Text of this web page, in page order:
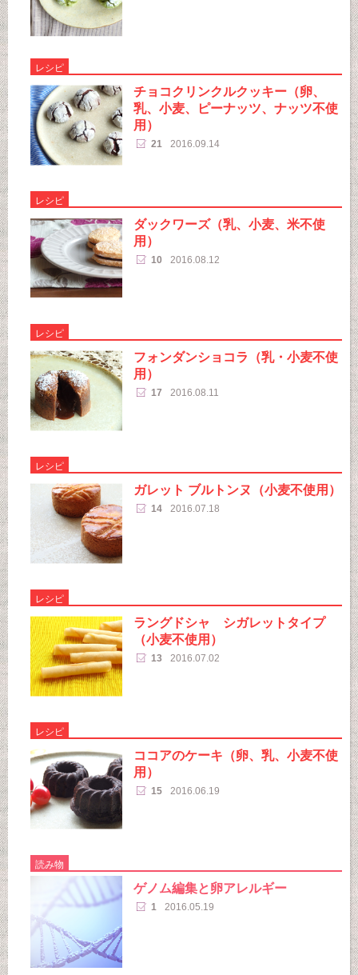
レシピ
チョコクリンクルクッキー（卵、
乳、小麦、ピーナッツ、ナッツ不使
用）
21 2016.09.14
レシピ
ダックワーズ（乳、小麦、米不使
用）
10 2016.08.12
レシピ
フォンダンショコラ（乳・小麦不使
用）
17 2016.08.11
レシピ
ガレット ブルトンヌ（小麦不使用）
14 2016.07.18
レシピ
ラングドシャ シガレットタイプ
（小麦不使用）
13 2016.07.02
レシピ
ココアのケーキ（卵、乳、小麦不使
用）
15 2016.06.19
読み物
ゲノム編集と卵アレルギー
1 2016.05.19